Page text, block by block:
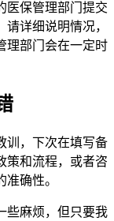
医保管理部门提交
详细说明情况，
理部门会在一定时
训，下次在填写备
策和流程，或者咨
确性。
些麻烦，但只要我